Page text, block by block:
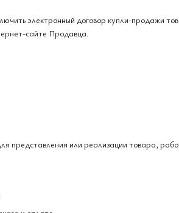
электронный договор купли-продажи
сайте Продавца.
представления или реализации товара,